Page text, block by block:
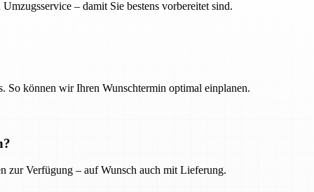
– damit Sie bestens vorbereitet sind.
So können wir Ihren Wunschtermin optimal einplanen.
zur Verfügung – auf Wunsch auch mit Lieferung.